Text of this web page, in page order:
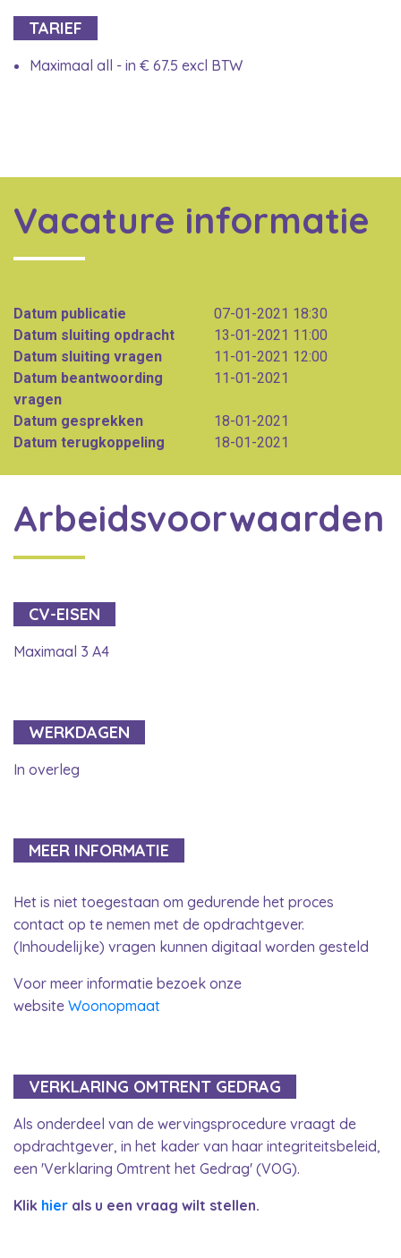
TARIEF
Maximaal all - in € 67.5 excl BTW
Vacature informatie
Datum publicatie
07-01-2021 18:30
Datum sluiting opdracht
13-01-2021 11:00
Datum sluiting vragen
11-01-2021 12:00
Datum beantwoording
vragen
11-01-2021
Datum gesprekken
18-01-2021
Datum terugkoppeling
18-01-2021
Arbeidsvoorwaarden
CV-EISEN
Maximaal 3 A4
WERKDAGEN
In overleg
MEER INFORMATIE
Het is niet toegestaan om gedurende het proces
contact op te nemen met de opdrachtgever.
(Inhoudelijke) vragen kunnen digitaal worden gesteld
Voor meer informatie bezoek onze
website Woonopmaat
VERKLARING OMTRENT GEDRAG
Als onderdeel van de wervingsprocedure vraagt de
opdrachtgever, in het kader van haar integriteitsbeleid,
een 'Verklaring Omtrent het Gedrag' (VOG).
Klik hier als u een vraag wilt stellen.